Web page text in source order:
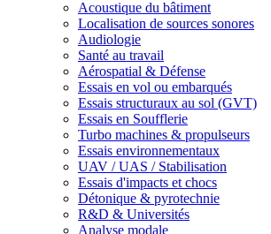
Acoustique du bâtiment
Localisation de sources sonores
Audiologie
Santé au travail
Aérospatial & Défense
Essais en vol ou embarqués
Essais structuraux au sol (GVT)
Essais en Soufflerie
Turbo machines & propulseurs
Essais environnementaux
UAV / UAS / Stabilisation
Essais d'impacts et chocs
Détonique & pyrotechnie
R&D & Universités
Analyse modale